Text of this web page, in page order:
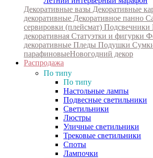
Декоративные вазы Декоративные
декоративные Декоративное панно
сервировки (плейсмат) Подсвечники
декоративная Статуэтки и фигурки
декоративные Пледы Подушки
парафиновыеНовогодний декор
Распродажа
По типу
По типу
Настольные лампы
Подвесные светильники
Светильники
Люстры
Уличные светильники
Трековые светильники
Споты
Лампочки